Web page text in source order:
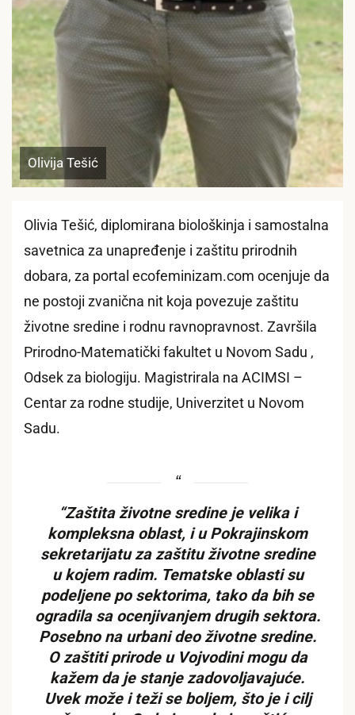
Olivija Tešić
Olivia Tešić, diplomirana biološkinja i samostalna
savetnica za unapređenje i zaštitu prirodnih
dobara, za portal ecofeminizam.com ocenjuje da
ne postoji zvanična nit koja povezuje zaštitu
životne sredine i rodnu ravnopravnost. Završila
Prirodno-Matematički fakultet u Novom Sadu ,
Odsek za biologiju. Magistrirala na ACIMSI –
Centar za rodne studije, Univerzitet u Novom
Sadu.
“Zaštita životne sredine je velika i
kompleksna oblast, i u Pokrajinskom
sekretarijatu za zaštitu životne sredine
u kojem radim. Tematske oblasti su
podeljene po sektorima, tako da bih se
ogradila sa ocenjivanjem drugih sektora.
Posebno na urbani deo životne sredine.
O zaštiti prirode u Vojvodini mogu da
kažem da je stanje zadovoljavajuće.
Uvek može i teži se boljem, što je i cilj